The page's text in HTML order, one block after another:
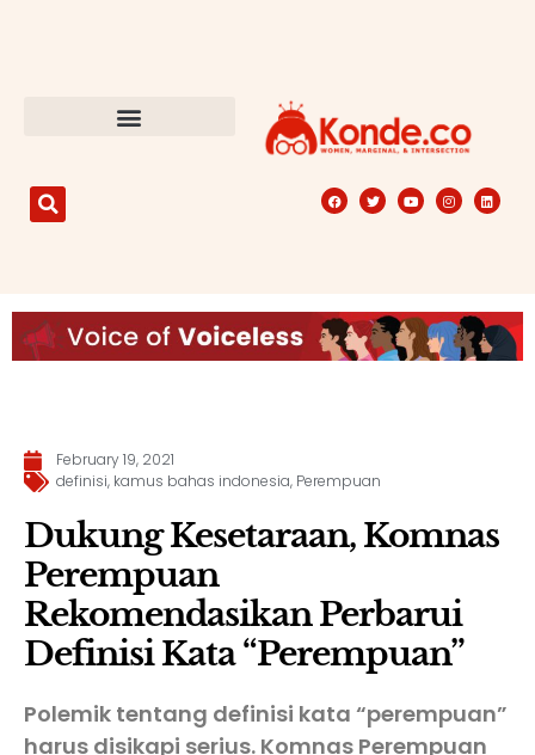
February 19, 2021
definisi, kamus bahas indonesia, Perempuan
Dukung Kesetaraan, Komnas
Perempuan
Rekomendasikan Perbarui
Definisi Kata “Perempuan”
Polemik tentang definisi kata “perempuan”
harus disikapi serius. Komnas Perempuan